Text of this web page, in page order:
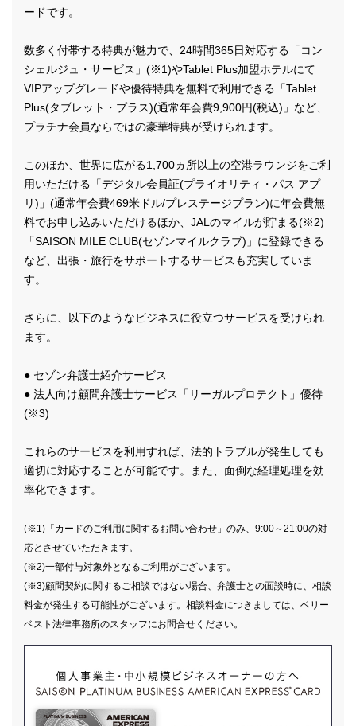
ードです。
数多く付帯する特典が魅力で、24時間365日対応する「コン
シェルジュ・サービス」(※1)やTablet Plus加盟ホテルにて
VIPアップグレードや優待特典を無料で利用できる「Tablet
Plus(タブレット・プラス)(通常年会費9,900円(税込)」など、
プラチナ会員ならではの豪華特典が受けられます。
このほか、世界に広がる1,700ヵ所以上の空港ラウンジをご利
用いただける「デジタル会員証(プライオリティ・パス アプ
リ)」(通常年会費469米ドル/プレステージプラン)に年会費無
料でお申し込みいただけるほか、JALのマイルが貯まる(※2)
「SAISON MILE CLUB(セゾンマイルクラブ)」に登録できる
など、出張・旅行をサポートするサービスも充実していま
す。
さらに、以下のようなビジネスに役立つサービスを受けられ
ます。
● セゾン弁護士紹介サービス
● 法人向け顧問弁護士サービス「リーガルプロテクト」優待
(※3)
これらのサービスを利用すれば、法的トラブルが発生しても
適切に対応することが可能です。また、面倒な経理処理を効
率化できます。
(※1)「カードのご利用に関するお問い合わせ」のみ、9:00～21:00の対
応とさせていただきます。
(※2)一部付与対象外となるご利用がございます。
(※3)顧問契約に関するご相談ではない場合、弁護士との面談時に、相談
料金が発生する可能性がございます。相談料金につきましては、ベリー
ベスト法律事務所のスタッフにお問合せください。